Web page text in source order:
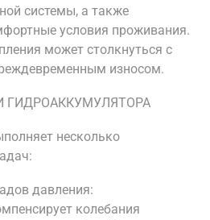
системы, а также
условия проживания.
может столкнуться с
износом.
ГИДРОАККУМУЛЯТОРА
несколько
давления:
колебания